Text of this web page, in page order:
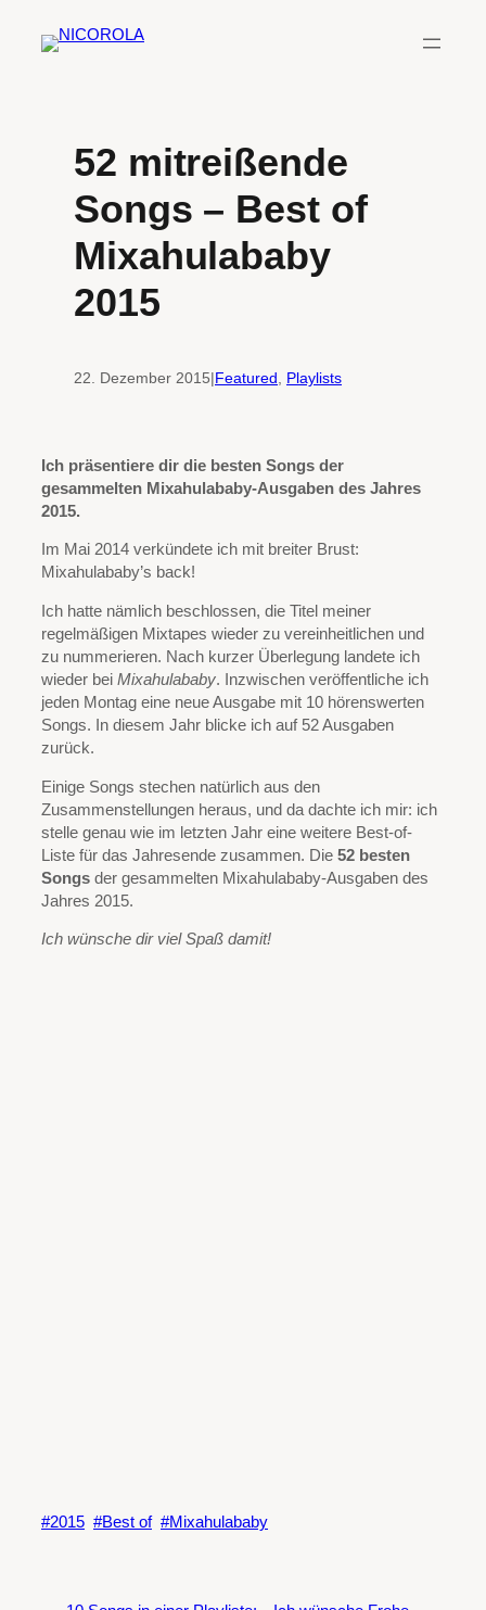
Inhalt
52 mitreißende
Songs – Best of
Mixahulababy
2015
22. Dezember 2015|Featured Playlists
Ich präsentiere dir die besten Songs der
gesammelten Mixahulababy-Ausgaben des Jahres
2015.
Im Mai 2014 verkündete ich mit breiter Brust:
Mixahulababy’s back!
Ich hatte nämlich beschlossen, die Titel meiner
regelmäßigen Mixtapes wieder zu vereinheitlichen und
zu nummerieren. Nach kurzer Überlegung landete ich
wieder bei Mixahulababy. Inzwischen veröffentliche ich
jeden Montag eine neue Ausgabe mit 10 hörenswerten
Songs. In diesem Jahr blicke ich auf 52 Ausgaben
zurück.
Einige Songs stechen natürlich aus den
Zusammenstellungen heraus, und da dachte ich mir: ich
stelle genau wie im letzten Jahr eine weitere Best-of-
Liste für das Jahresende zusammen. Die 52 besten
Songs der gesammelten Mixahulababy-Ausgaben des
Jahres 2015.
Ich wünsche dir viel Spaß damit!
2015 Best of Mixahulababy